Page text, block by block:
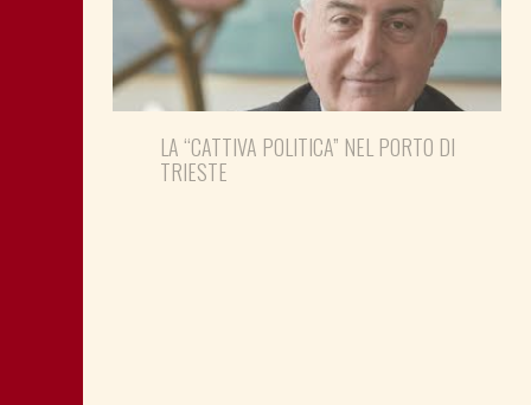
LA “CATTIVA POLITICA” NEL PORTO DI
TRIESTE